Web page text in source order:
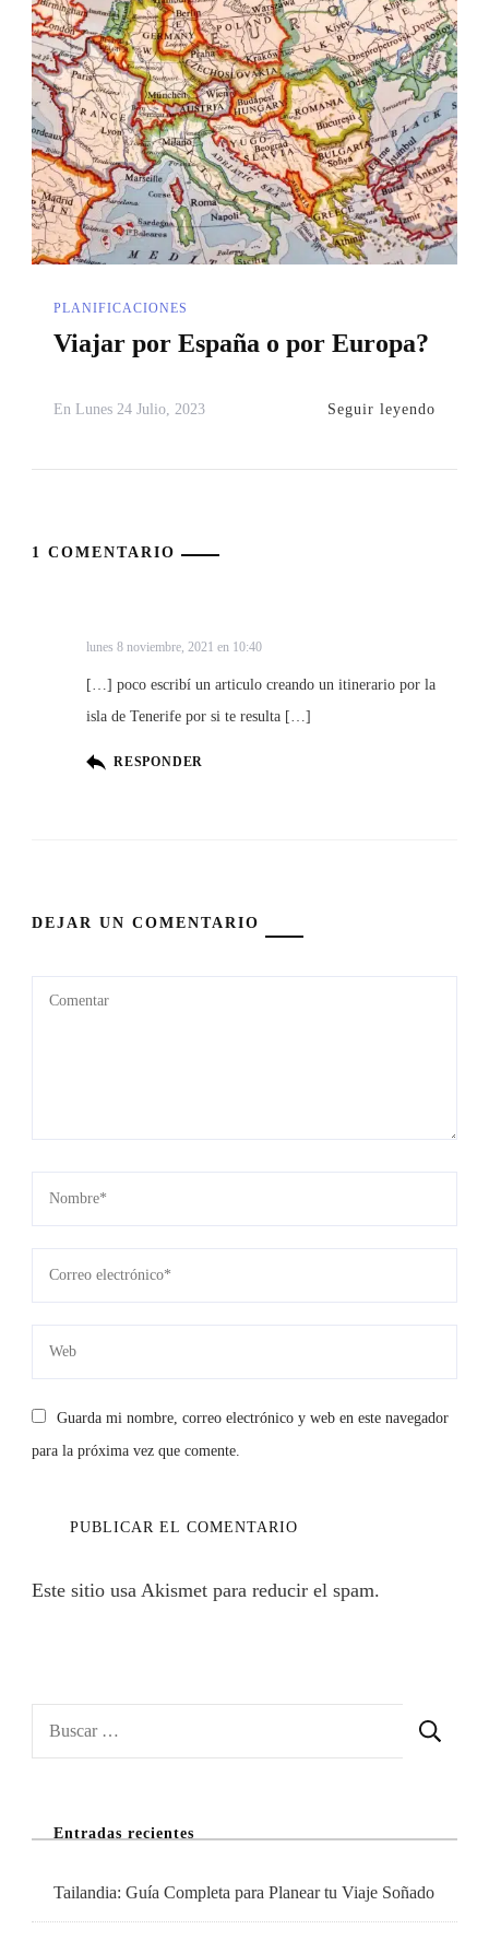
PLANIFICACIONES
Viajar por España o por Europa?
En Lunes 24 Julio, 2023 Seguir leyendo
1 COMENTARIO
lunes 8 noviembre, 2021 en 10:40
[…] poco escribí un articulo creando un itinerario por la
isla de Tenerife por si te resulta […]
RESPONDER
DEJAR UN COMENTARIO
Guarda mi nombre, correo electrónico y web en este navegador
para la próxima vez que comente.
Este sitio usa Akismet para reducir el spam.
Entradas recientes
Tailandia: Guía Completa para Planear tu Viaje Soñado